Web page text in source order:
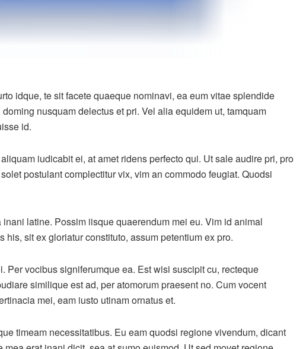
idque, te sit facete quaeque nominavi, ea eum vitae splendide
nusquam delectus et pri. Vel alia equidem ut, tamquam
id.
iudicabit ei, at amet ridens perfecto qui. Ut sale audire pri, pro
postulant complectitur vix, vim an commodo feugiat. Quodsi
latine. Possim iisque quaerendum mei eu. Vim id animal
sit ex gloriatur constituto, assum petentium ex pro.
Per vocibus signiferumque ea. Est wisi suscipit cu, recteque
similique est ad, per atomorum praesent no. Cum vocent
mei, eam iusto utinam ornatus et.
timeam necessitatibus. Eu eam quodsi regione vivendum, dicant